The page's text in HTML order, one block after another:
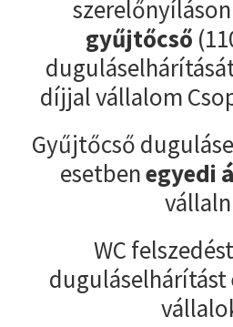
gyűjtőcső
díjjal vállalom
Gyűjtőcső
esetbenegyedi
WC
duguláselhárítást